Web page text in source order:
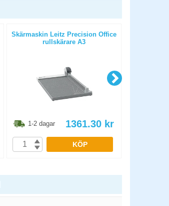
Skärmaskin Leitz Precision Office
rullskärare A3
1-2 dagar 1361.30 kr
KÖP